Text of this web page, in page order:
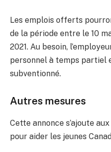
Les emplois offerts
de la période entre le 10
2021. Au besoin,
personnel à temps partiel
subventionné.
Autres mesures
Cette annonce s’ajoute
pour aider les jeunes